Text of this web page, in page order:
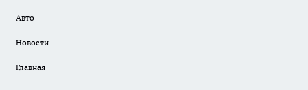
Авто
Новости
Главная